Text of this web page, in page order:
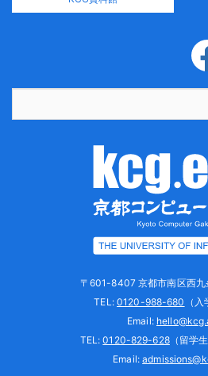
〒601-8407 京都市南区西
TEL:0120-988-680 （
Email:
TEL:0120-829-628（留学
Email: